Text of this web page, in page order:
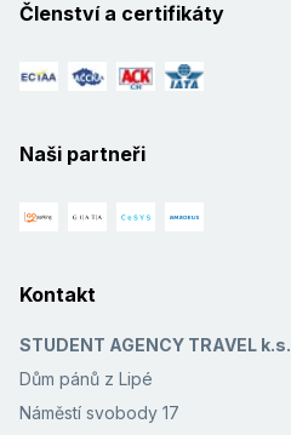
Členství a certifikáty
Naši partneři
Kontakt
STUDENT AGENCY TRAVEL k.s.
Dům pánů z Lipé
Náměstí svobody 17